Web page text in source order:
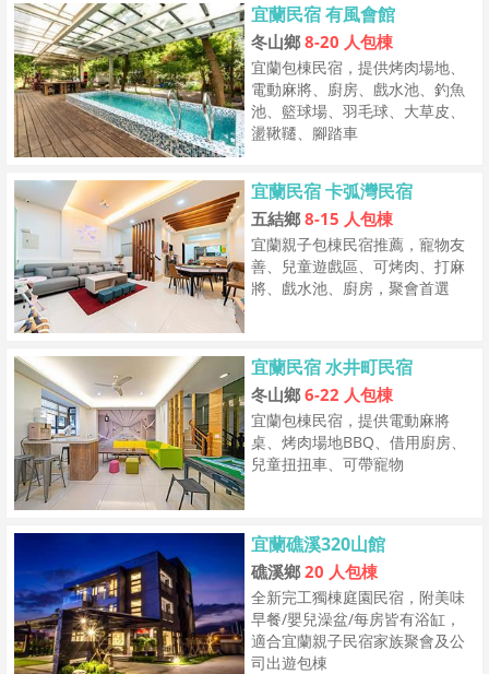
宜蘭民宿 有風會館
冬山鄉 8-20 人包棟
宜蘭包棟民宿，提供烤肉場地、
電動麻將、廚房、戲水池、釣魚
池、籃球場、羽毛球、大草皮、
盪鞦韆、腳踏車
宜蘭民宿 卡弧灣民宿
五結鄉 8-15 人包棟
宜蘭親子包棟民宿推薦，寵物友
善、兒童遊戲區、可烤肉、打麻
將、戲水池、廚房，聚會首選
宜蘭民宿 水井町民宿
冬山鄉 6-22 人包棟
宜蘭包棟民宿，提供電動麻將
桌、烤肉場地BBQ、借用廚房、
兒童扭扭車、可帶寵物
宜蘭礁溪320山館
礁溪鄉 20 人包棟
全新完工獨棟庭園民宿，附美味
早餐/嬰兒澡盆/每房皆有浴缸，
適合宜蘭親子民宿家族聚會及公
司出遊包棟